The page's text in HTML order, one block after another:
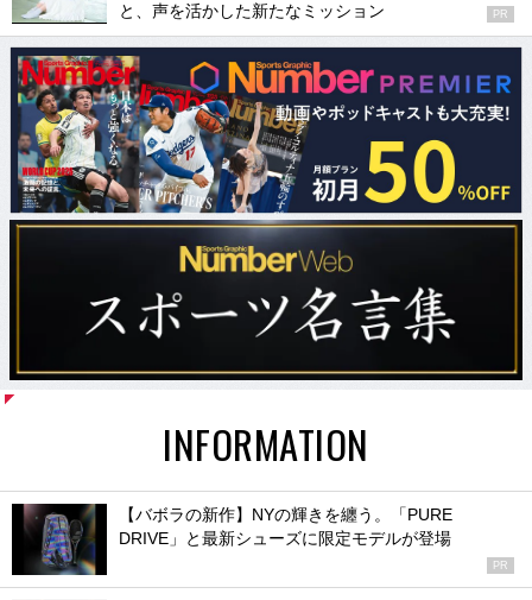
と、声を活かした新たなミッション
PR
INFORMATION
【バボラの新作】NYの輝きを纏う。「PURE
DRIVE」と最新シューズに限定モデルが登場
PR